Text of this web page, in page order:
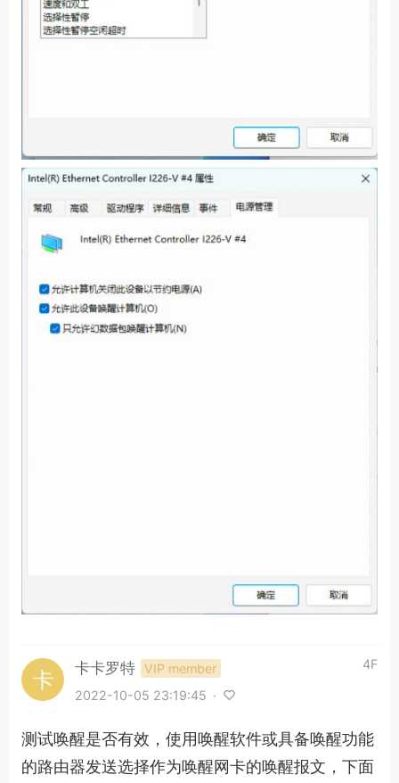
卡卡罗特
VIP member
2022-10-05 23:19:45 ·
4F
测试唤醒是否有效，使用唤醒软件或具备唤醒功能
的路由器发送选择作为唤醒网卡的唤醒报文，下面